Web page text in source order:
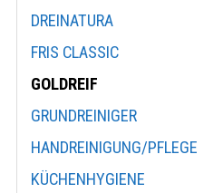
DREINATURA
FRIS CLASSIC
GOLDREIF
GRUNDREINIGER
HANDREINIGUNG/PFLEGE
KÜCHENHYGIENE